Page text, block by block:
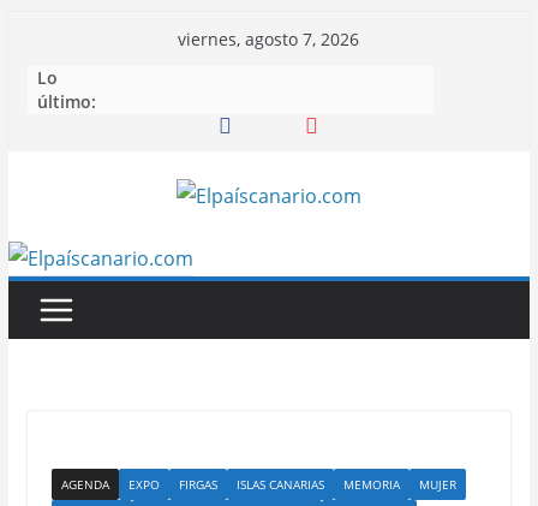
contenido
viernes, agosto 7, 2026
Lo
último:
AGENDA EXPO FIRGAS ISLAS CANARIAS MEMORIA
MUJER